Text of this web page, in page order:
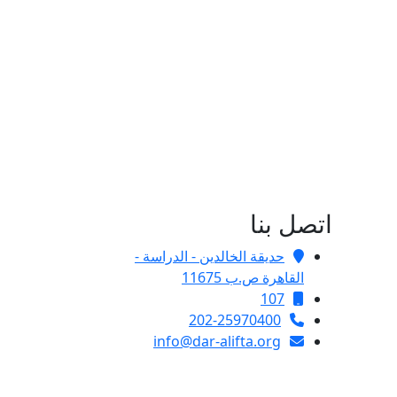
اتصل بنا
حديقة الخالدين - الدراسة -
القاهرة ص.ب 11675
107
202-25970400
info@dar-alifta.org